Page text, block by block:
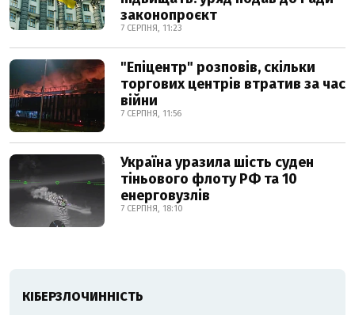
законопроєкт
7 СЕРПНЯ, 11:23
"Епіцентр" розповів, скільки
торгових центрів втратив за час
війни
7 СЕРПНЯ, 11:56
Україна уразила шість суден
тіньового флоту РФ та 10
енерговузлів
7 СЕРПНЯ, 18:10
КІБЕРЗЛОЧИННІСТЬ